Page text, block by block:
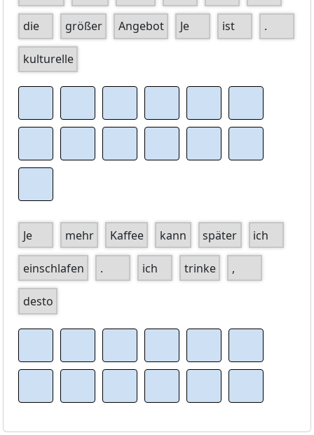
die größer Angebot Je ist .
kulturelle
Je mehr Kaffee kann später ich
einschlafen . ich trinke ,
desto